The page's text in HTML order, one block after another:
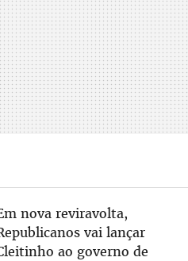
nova reviravolta,
vai lançar
ao governo de